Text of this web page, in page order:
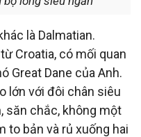
là Dalmatian.
Croatia, có mối quan
Great Dane của Anh.
lớn với đôi chân siêu
săn chắc, không một
to bản và rủ xuống hai